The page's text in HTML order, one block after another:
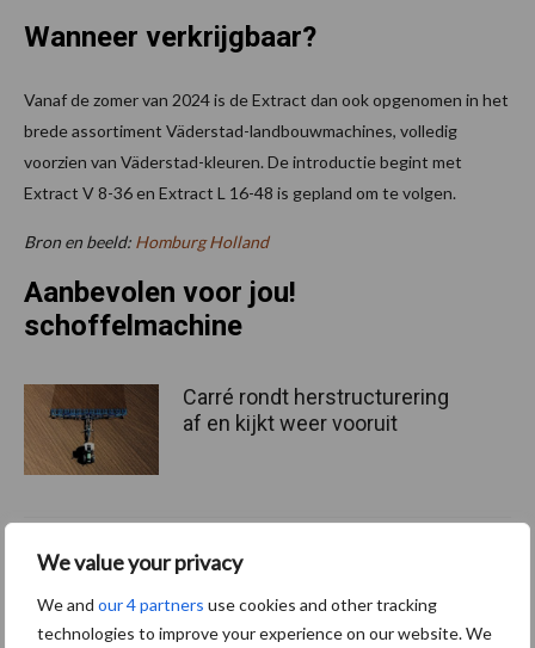
We value your privacy
We and our 4 partners use cookies and other tracking
technologies to improve your experience on our website. We
Wanneer verkrijgbaar?
Vanaf de zomer van 2024 is de Extract dan ook opgenomen in het
brede assortiment Väderstad-landbouwmachines, volledig
voorzien van Väderstad-kleuren. De introductie begint met
Extract V 8-36 en Extract L 16-48 is gepland om te volgen.
Bron en beeld: Homburg Holland
Aanbevolen voor jou!
schoffelmachine
Carré rondt herstructurering
af en kijkt weer vooruit
Mechanische en robotische
onkruidbestrijding biedt
kansen in uien en
suikerbieten